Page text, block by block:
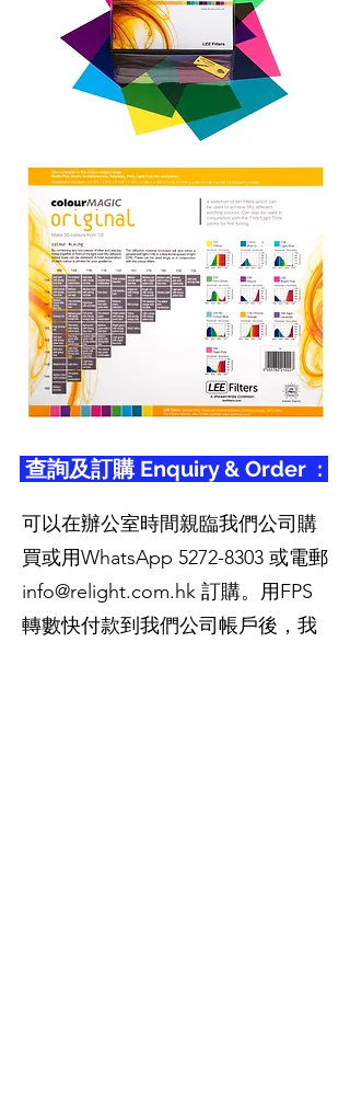
查詢及訂購 Enquiry & Order :
可以在辦公室時間親臨我們公司購
買或用WhatsApp 5272-8303 或電郵
info@relight.com.hk 訂購。用FPS
轉數快付款到我們公司帳戶後，我